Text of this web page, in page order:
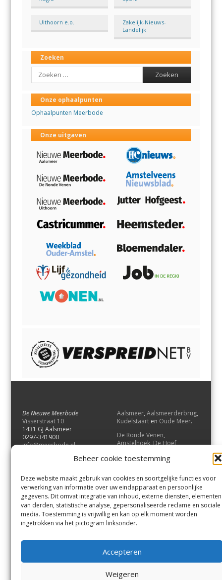
Beheer cookie toestemming
Deze website maakt gebruik van cookies en soortgelijke functies voor
verwerking van informatie over uw eindapparaat en persoonlijke
gegevens. Dit omvat integratie van inhoud, externe diensten, elementen
van derden, statistische analyse, gepersonaliseerde reclame en sociale
media. Toestemming is vrijwillig en kan op elk moment worden
ingetrokken via het pictogram linksonder.
Accepteren
Weigeren
Uithoorn e.o.
Zakelijk-Nieuws-
Landelijk
Zoeken
Search
Onze ophaalpunten
Ophaalpunten Meerbode
Onze uitgaven
De Nieuwe Meerbode
Visserstraat 10
1431 GJ Aalsmeer
0297-341900
info@meerbode.nl
Aalsmeer, Aalsmeerderbrug,
Kudelstaart en Oude Meer.
De Ronde Venen,
Amstelhoek,De Hoef,
Vrouwenakker,Waverveen
UithoornenDe Kwakel.
Contact
Andere uitgaven
Bezorgklacht
Vacatures
Voorwaarden
Privacyverklaring